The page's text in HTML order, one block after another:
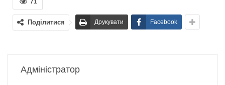
71
Поділитися Друкувати Facebook
Адміністратор